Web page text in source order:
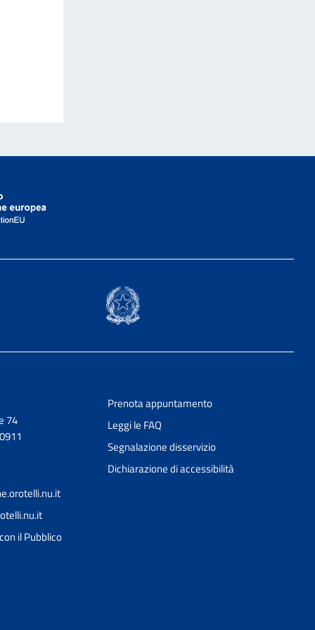
74
il Pubblico
Prenota appuntamento
Leggi le FAQ
Segnalazione disservizio
Dichiarazione di accessibilità